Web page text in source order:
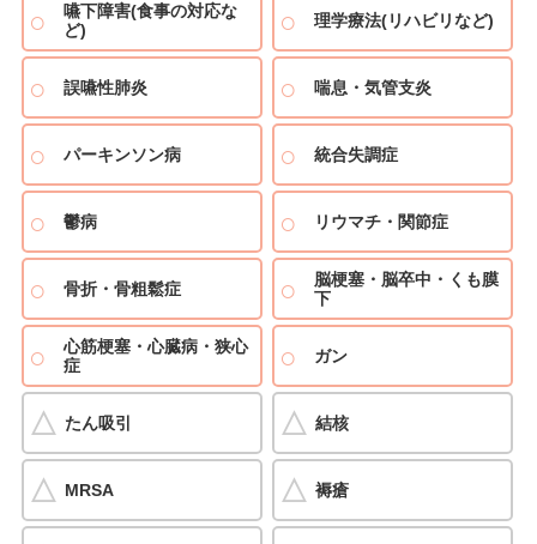
嚥下障害(食事の対応な
ど)
理学療法(リハビリなど)
誤嚥性肺炎 喘息・気管支炎
パーキンソン病 統合失調症
鬱病 リウマチ・関節症
骨折・骨粗鬆症
脳梗塞・脳卒中・くも膜
下
心筋梗塞・心臓病・狭心
症
ガン
たん吸引 結核
MRSA 褥瘡